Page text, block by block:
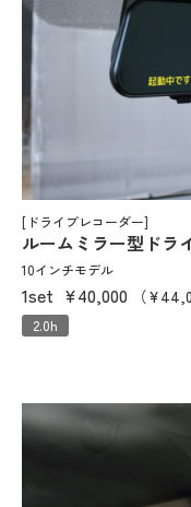
[ドライブレコーダー]
ルームミラー型ドラ
10インチモデル
1set ¥40,000 （
2.0h